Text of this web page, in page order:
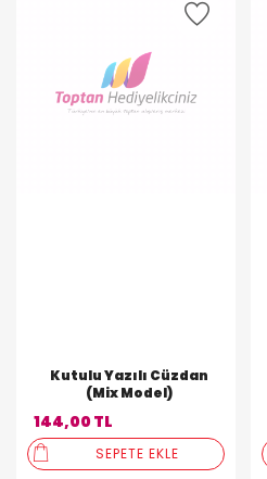
Kutulu Yazılı Cüzdan
(Mix Model)
144,00 TL
SEPETE EKLE